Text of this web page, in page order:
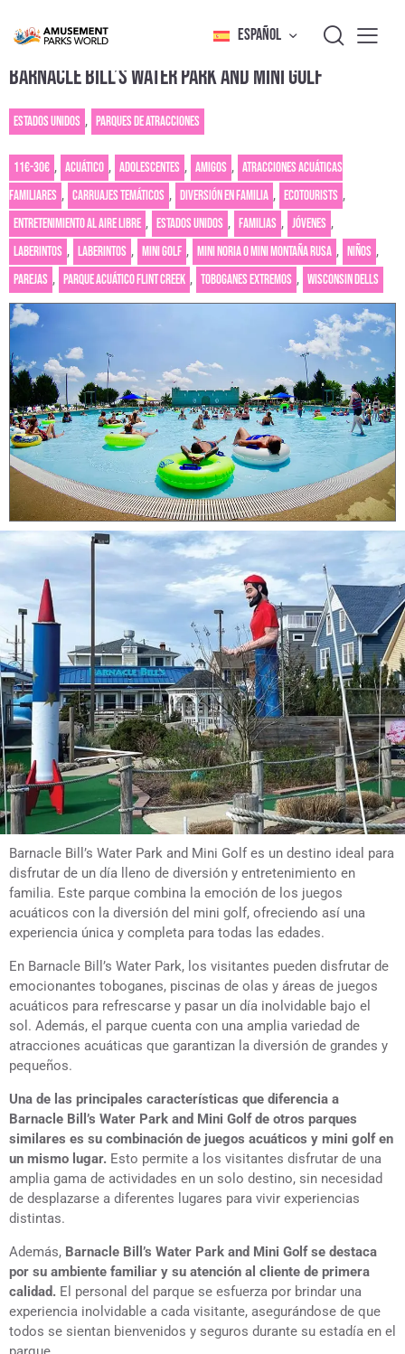
ESPAÑOL
BARNACLE BILL’S WATER PARK AND MINI GOLF
Estados Unidos , Parques de atracciones
11€-30€ , Acuático , Adolescentes , Amigos , Atracciones acuáticas
familiares , Carruajes temáticos , Diversión en familia , Ecotourists ,
Entretenimiento al aire libre , Estados Unidos , Familias , Jóvenes ,
Laberintos , Laberintos , Mini golf , Mini noria o mini montaña rusa , Niños ,
Parejas , Parque acuático Flint Creek , Toboganes extremos , Wisconsin Dells
Barnacle Bill’s Water Park and Mini Golf es un destino ideal para
disfrutar de un día lleno de diversión y entretenimiento en
familia. Este parque combina la emoción de los juegos
acuáticos con la diversión del mini golf, ofreciendo así una
experiencia única y completa para todas las edades.
En Barnacle Bill’s Water Park, los visitantes pueden disfrutar de
emocionantes toboganes, piscinas de olas y áreas de juegos
acuáticos para refrescarse y pasar un día inolvidable bajo el
sol. Además, el parque cuenta con una amplia variedad de
atracciones acuáticas que garantizan la diversión de grandes y
pequeños.
Una de las principales características que diferencia a
Barnacle Bill’s Water Park and Mini Golf de otros parques
similares es su combinación de juegos acuáticos y mini golf en
un mismo lugar. Esto permite a los visitantes disfrutar de una
amplia gama de actividades en un solo destino, sin necesidad
de desplazarse a diferentes lugares para vivir experiencias
distintas.
Además, Barnacle Bill’s Water Park and Mini Golf se destaca
por su ambiente familiar y su atención al cliente de primera
calidad. El personal del parque se esfuerza por brindar una
experiencia inolvidable a cada visitante, asegurándose de que
todos se sientan bienvenidos y seguros durante su estadía en el